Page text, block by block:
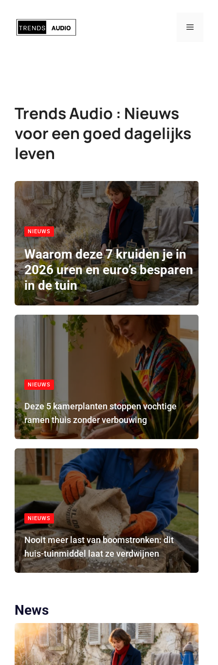
naar
Menu
Trends Audio : Nieuws
voor een goed dagelijks
leven
NIEUWS
Waarom deze 7 kruiden je in
2026 uren en euro’s besparen
in de tuin
NIEUWS
Deze 5 kamerplanten stoppen vochtige
ramen thuis zonder verbouwing
NIEUWS
Nooit meer last van boomstronken: dit
huis-tuinmiddel laat ze verdwijnen
News